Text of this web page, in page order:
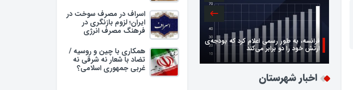
فرانسه، به طور رسمی اعلام کرد که بودجه‌ی
ارتش خود را دو برابر می‌کند
زن اگر خوب باشه یه زندگی حالش خوبه/
روز زن مبارک
اسراف در مصرف سوخت در
ایران؛ لزوم بازنگری در
فرهنگ مصرف انرژی
همکاری با چین و روسیه /
تضاد با شعار نه شرقی نه
غربی جمهوری اسلامی؟